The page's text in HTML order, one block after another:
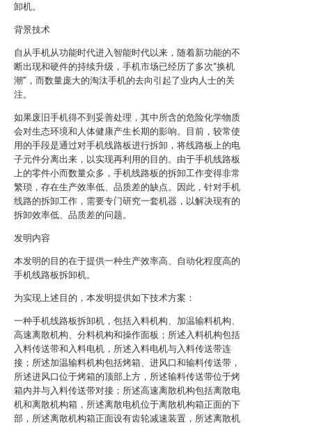
卸机。
背景技术
自从手机从功能时代进入智能时代以来，随着新功能的不
断出现和硬件的持续升级，手机市场已经历了多次“换机
潮”，而数量庞大的淘汰手机的去向引起了业内人士的关
注。
如果废旧手机得不到妥善处理，其中所含的危险化学物质
会对生态环境和人体健康产生长期的影响。目前，较常使
用的手段是通过对手机线路板进行拆卸，将线路板上的电
子元件分离出来，以实现再利用的目的。由于手机线路板
上的零件小而数量众多，手机线路板的拆卸工作变得非常
繁琐，存在生产效率低、品质差的缺点。因此，针对手机
线路的拆卸工作，需要专门研究一套机器，以解决现有的
拆卸效率低、品质差的问题。
发明内容
本发明的目的在于提供一种生产效率高、自动化程度高的
手机线路板拆卸机。
为实现上述目的，本发明提供如下技术方案：
一种手机线路板拆卸机，包括入料机构、加温输料机构、
高速离散机构、分料机构和操作面板；所述入料机构包括
入料传送带和入料电机，所述入料电机与入料传送带连
接；所述加温输料机构包括烤箱、进风口和输料传送带，
所述进风口位于烤箱的顶部上方，所述输料传送带位于烤
箱内并与入料传送带对接；所述高速离散机构包括离散电
机和离散机构箱，所述离散电机位于离散机构箱正面的下
部，所述离散机构箱正面设有齿轮减速装置，所述离散机